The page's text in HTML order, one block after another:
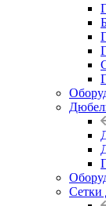
Сетки